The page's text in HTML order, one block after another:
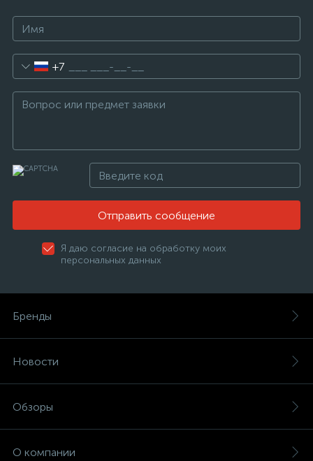
+7
Отправить сообщение
Я даю согласие на обработку моих
персональных данных
Бренды
Новости
Обзоры
О компании